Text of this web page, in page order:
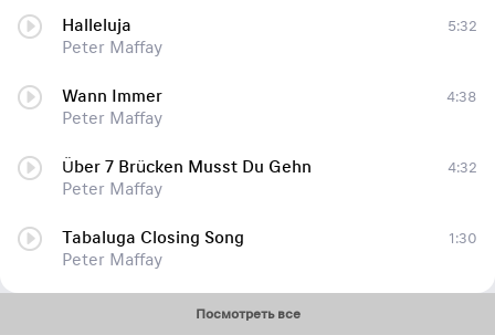
Halleluja
Peter Maffay
5:32
Wann Immer
Peter Maffay
4:38
Über 7 Brücken Musst Du Gehn
Peter Maffay
4:32
Tabaluga Closing Song
Peter Maffay
1:30
Посмотреть все